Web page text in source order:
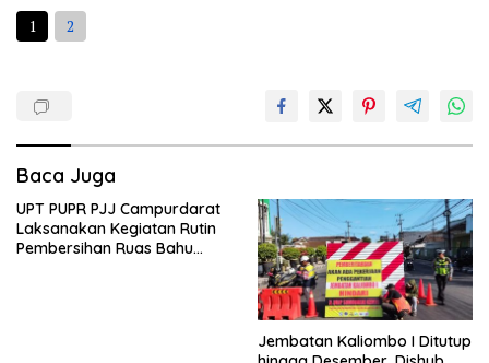
1
2
Baca Juga
UPT PUPR PJJ Campurdarat
Laksanakan Kegiatan Rutin
Pembersihan Ruas Bahu
Jembatan Kaliombo I Ditutup